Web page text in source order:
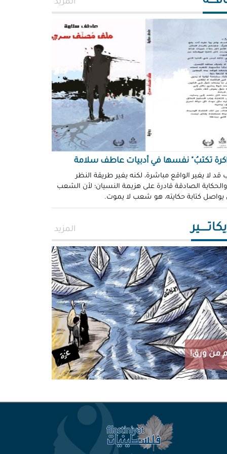
المزيد
تكتبُ" نفسها في أدبيات عاطف سلامة
قد لا يغير الواقع مباشرة، لكنه يغير طريقة النظر
والحكاية الصادقة قادرة على هزيمة النسيان؛ لأن الشعب
يواصل كتابة حكايته، هو شعب لا يموت.
المزيد
من ورق!